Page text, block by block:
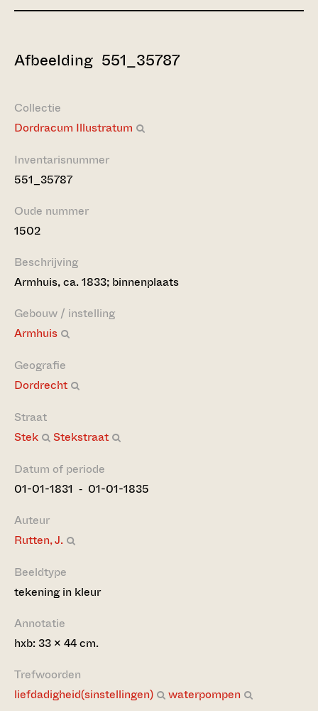
Afbeelding 551_35787
Collectie
Dordracum Illustratum
Inventarisnummer
551_35787
Oude nummer
1502
Beschrijving
Armhuis, ca. 1833; binnenplaats
Gebouw / instelling
Armhuis
Geografie
Dordrecht
Straat
Stek
Stekstraat
Datum of periode
01-01-1831 ‐ 01-01-1835
Auteur
Rutten, J.
Beeldtype
tekening in kleur
Annotatie
hxb: 33 x 44 cm.
Trefwoorden
liefdadigheid(sinstellingen)
waterpompen